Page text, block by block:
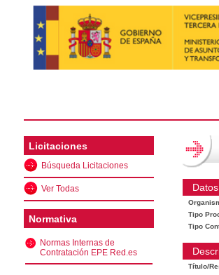
Licitaciones
Búsqueda Licitaciones
Ver Todas
Normativa
Normas Internas de
Contratación EPE Red.es
Tipo
Tipo
Título/